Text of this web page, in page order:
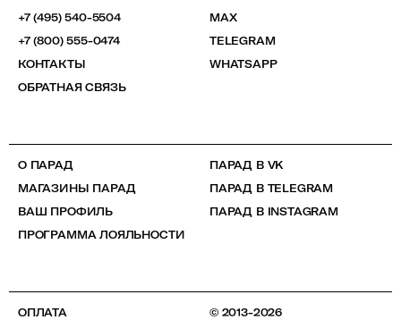
+7 (495) 540-5504
+7 (800) 555-0474
КОНТАКТЫ
ОБРАТНАЯ СВЯЗЬ
MAX
TELEGRAM
WHATSAPP
О ПАРАД
МАГАЗИНЫ ПАРАД
ВАШ ПРОФИЛЬ
ПРОГРАММА ЛОЯЛЬНОСТИ
ПАРАД В VK
ПАРАД В TELEGRAM
ПАРАД В INSTAGRAM
ОПЛАТА
© 2013-2026